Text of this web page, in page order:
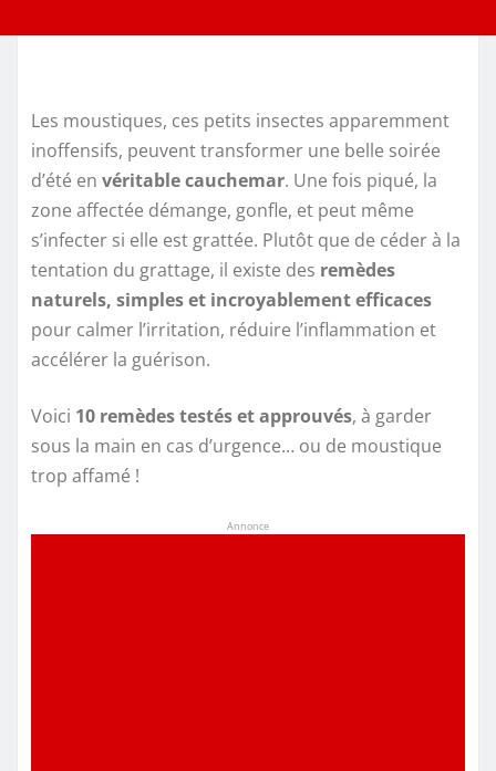
Les moustiques, ces petits insectes apparemment
inoffensifs, peuvent transformer une belle soirée
d’été en véritable cauchemar. Une fois piqué, la
zone affectée démange, gonfle, et peut même
s’infecter si elle est grattée. Plutôt que de céder à la
tentation du grattage, il existe des remèdes
naturels, simples et incroyablement efficaces
pour calmer l’irritation, réduire l’inflammation et
accélérer la guérison.
Voici 10 remèdes testés et approuvés, à garder
sous la main en cas d’urgence… ou de moustique
trop affamé !
Annonce